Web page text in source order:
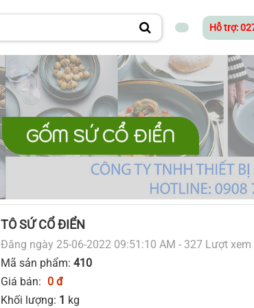
Hỗ trợ:
GỐM SỨ CỔ ĐIỂN
TÔ SỨ CỔ ĐIỂN
Đăng ngày 25-06-2022 09:51:10 AM - 327 Lượt xem
Mã sản phẩm: 410
Giá bán: 0 đ
Khối lượng: 1 kg